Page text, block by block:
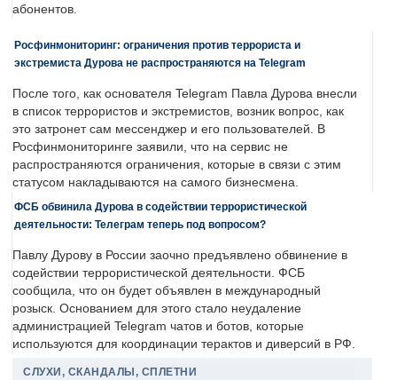
абонентов.
Росфинмониторинг: ограничения против террориста и
экстремиста Дурова не распространяются на Telegram
После того, как основателя Telegram Павла Дурова внесли
в список террористов и экстремистов, возник вопрос, как
это затронет сам мессенджер и его пользователей. В
Росфинмониторинге заявили, что на сервис не
распространяются ограничения, которые в связи с этим
статусом накладываются на самого бизнесмена.
ФСБ обвинила Дурова в содействии террористической
деятельности: Телеграм теперь под вопросом?
Павлу Дурову в России заочно предъявлено обвинение в
содействии террористической деятельности. ФСБ
сообщила, что он будет объявлен в международный
розыск. Основанием для этого стало неудаление
администрацией Telegram чатов и ботов, которые
используются для координации терактов и диверсий в РФ.
СЛУХИ, СКАНДАЛЫ, СПЛЕТНИ